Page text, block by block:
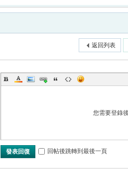
返回列表
您需要登錄
發表回復 回帖後跳轉到最後一頁